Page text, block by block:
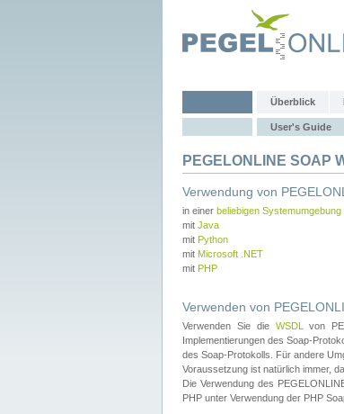
Überblick
User's Guide
PEGELONLINE SOAP
Verwendung von
in einer beliebigen Systemumgebung
mit Java
mit Python
mit Microsoft .NET
mit PHP
Verwenden von
Verwenden Sie die WSDL
von
Implementierungen des Soap-
des Soap-Protokolls. Für andere
Voraussetzung ist natürlich immer,
Die Verwendung des
PHP unter Verwendung der PHP